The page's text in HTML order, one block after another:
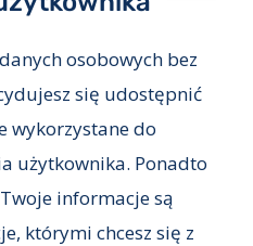
osobowych bez
się udostępnić
wykorzystane do
użytkownika. Ponadto
informacje są
którymi chcesz się z